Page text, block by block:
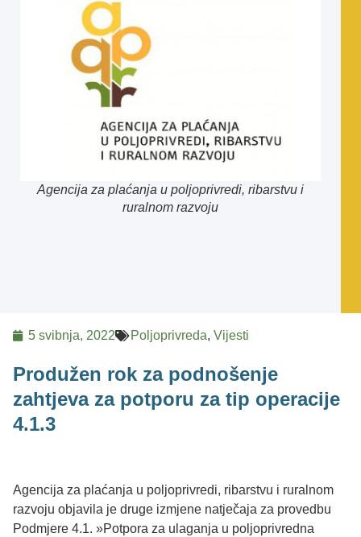
Agencija za plaćanja u poljoprivredi, ribarstvu i
ruralnom razvoju
5 svibnja, 2022 Poljoprivreda, Vijesti
Produžen rok za podnošenje
zahtjeva za potporu za tip operacije
4.1.3
Agencija za plaćanja u poljoprivredi, ribarstvu i ruralnom
razvoju objavila je druge izmjene natječaja za provedbu
Podmjere 4.1. »Potpora za ulaganja u poljoprivredna